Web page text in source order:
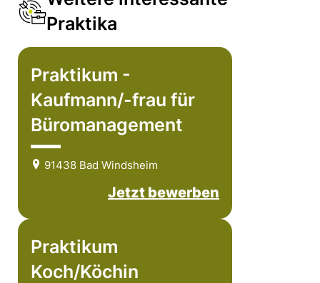
Praktika
Praktikum -
Kaufmann/-frau für
Büromanagement
91438 Bad Windsheim
Jetzt bewerben
Praktikum
Koch/Köchin